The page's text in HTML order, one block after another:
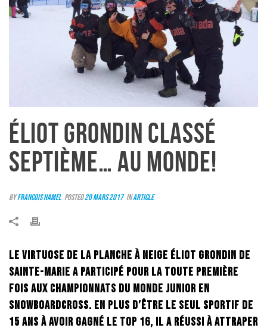
ÉLIOT GRONDIN CLASSÉ
SEPTIÈME… AU MONDE!
ByFrancois Hamel Posted20 mars 2017 InArticle
Le virtuose de la planche à neige Éliot Grondin de
Sainte-Marie a participé pour la toute première
fois aux championnats du monde junior en
snowboardcross. En plus d’être le seul sportif de
15 ans à avoir gagné le top 16, il a réussi à attraper